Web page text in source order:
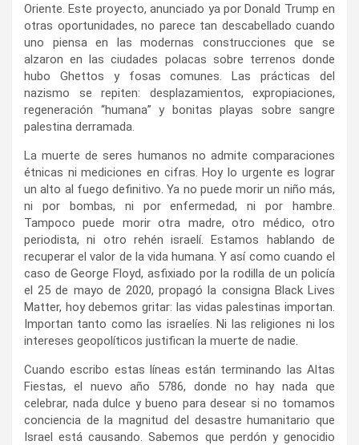
Oriente. Este proyecto, anunciado ya por Donald Trump en
otras oportunidades, no parece tan descabellado cuando
uno piensa en las modernas construcciones que se
alzaron en las ciudades polacas sobre terrenos donde
hubo Ghettos y fosas comunes. Las prácticas del
nazismo se repiten: desplazamientos, expropiaciones,
regeneración “humana” y bonitas playas sobre sangre
palestina derramada.
La muerte de seres humanos no admite comparaciones
étnicas ni mediciones en cifras. Hoy lo urgente es lograr
un alto al fuego definitivo. Ya no puede morir un niño más,
ni por bombas, ni por enfermedad, ni por hambre.
Tampoco puede morir otra madre, otro médico, otro
periodista, ni otro rehén israelí. Estamos hablando de
recuperar el valor de la vida humana. Y así como cuando el
caso de George Floyd, asfixiado por la rodilla de un policía
el 25 de mayo de 2020, propagó la consigna Black Lives
Matter, hoy debemos gritar: las vidas palestinas importan.
Importan tanto como las israelíes. Ni las religiones ni los
intereses geopolíticos justifican la muerte de nadie.
Cuando escribo estas líneas están terminando las Altas
Fiestas, el nuevo año 5786, donde no hay nada que
celebrar, nada dulce y bueno para desear si no tomamos
conciencia de la magnitud del desastre humanitario que
Israel está causando. Sabemos que perdón y genocidio